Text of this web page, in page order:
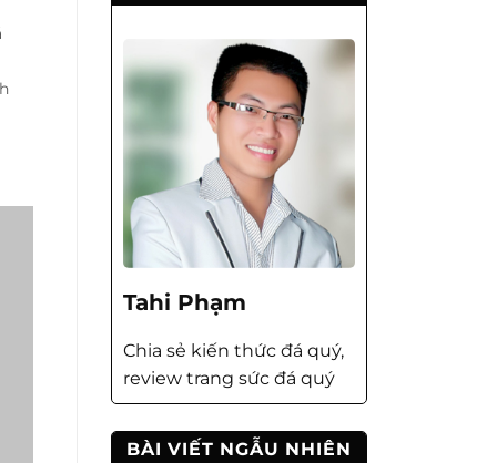
Tahi Phạm
Chia sẻ kiến thức đá quý,
review trang sức đá quý
BÀI VIẾT NGẪU NHIÊN